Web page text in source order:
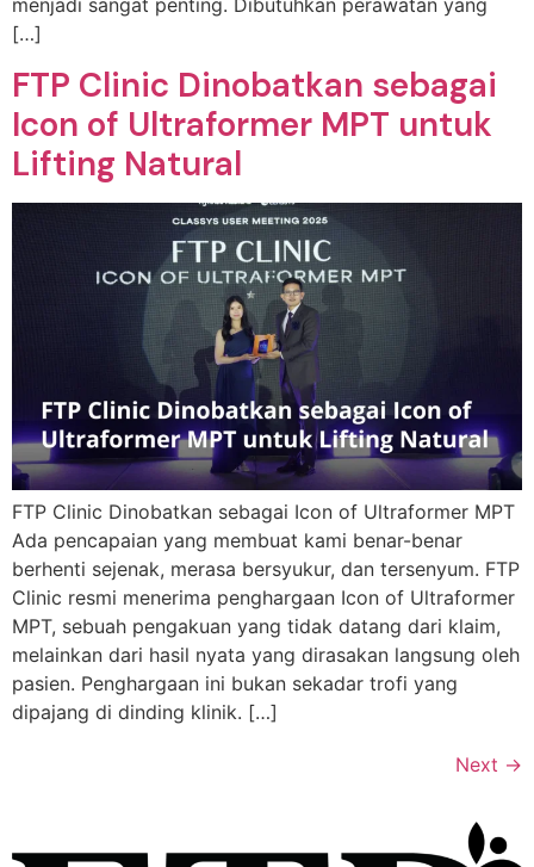
menjadi sangat penting. Dibutuhkan perawatan yang
[…]
FTP Clinic Dinobatkan sebagai
Icon of Ultraformer MPT untuk
Lifting Natural
FTP Clinic Dinobatkan sebagai Icon of Ultraformer MPT
Ada pencapaian yang membuat kami benar-benar
berhenti sejenak, merasa bersyukur, dan tersenyum. FTP
Clinic resmi menerima penghargaan Icon of Ultraformer
MPT, sebuah pengakuan yang tidak datang dari klaim,
melainkan dari hasil nyata yang dirasakan langsung oleh
pasien. Penghargaan ini bukan sekadar trofi yang
dipajang di dinding klinik. […]
Next →